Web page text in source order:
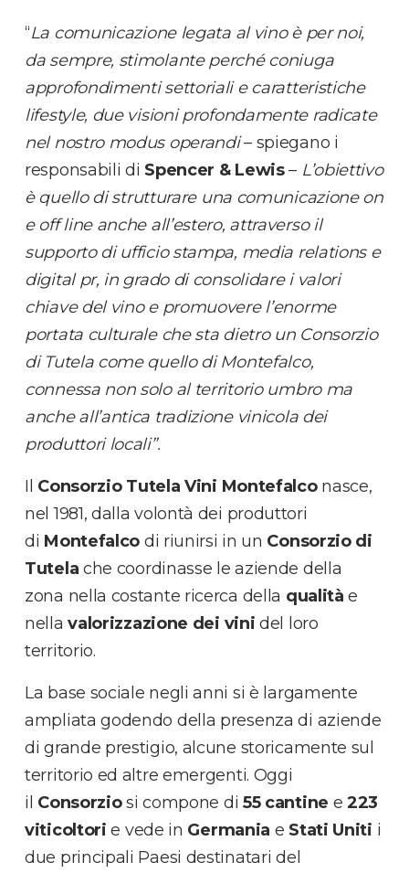
“La comunicazione legata al vino è per noi,
da sempre, stimolante perché coniuga
approfondimenti settoriali e caratteristiche
lifestyle, due visioni profondamente radicate
nel nostro modus operandi– spiegano i
responsabili di Spencer & Lewis– L’obiettivo
è quello distrutturare una comunicazione on
e off line anche all’estero, attraverso il
supporto di ufficio stampa, media relations e
digital pr, in grado di consolidare i valori
chiave del vino e promuovere l’enorme
portata culturale che sta dietro un Consorzio
di Tutela come quello di Montefalco,
connessa non solo al territorio umbro ma
anche all’antica tradizione vinicola dei
produttori locali”.
Il Consorzio Tutela Vini Montefalconasce,
nel 1981, dalla volontà dei produttori
di Montefalco di riunirsi in un Consorzio di
Tutela che coordinasse le aziende della
zona nella costante ricerca della qualità e
nellavalorizzazione dei vini del loro
territorio.
La base sociale negli anni si è largamente
ampliata godendo della presenza di aziende
di grande prestigio, alcune storicamente sul
territorio ed altre emergenti. Oggi
il Consorziosi compone di 55 cantine e223
viticoltori e vede in Germania e Stati Uniti i
due principali Paesi destinatari del